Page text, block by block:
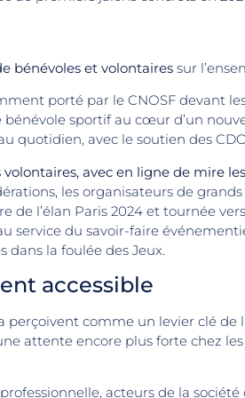
bénévoles et volontaires sur
porté par le CNOSF devant
sportif au cœur d’un
avec le soutien des
avec en ligne de mire
les organisateurs de
de l’élan Paris 2024 et tournée
du savoir-faire
dans la foulée des Jeux.
accessible
perçoivent comme un levier clé de
attente encore plus forte chez
acteurs de la société